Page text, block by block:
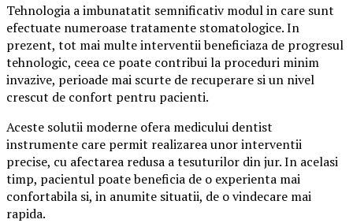
Tehnologia a imbunatatit semnificativ modul in care sunt
efectuate numeroase tratamente stomatologice. In
prezent, tot mai multe interventii beneficiaza de progresul
tehnologic, ceea ce poate contribui la proceduri minim
invazive, perioade mai scurte de recuperare si un nivel
crescut de confort pentru pacienti.
Aceste solutii moderne ofera medicului dentist
instrumente care permit realizarea unor interventii
precise, cu afectarea redusa a tesuturilor din jur. In acelasi
timp, pacientul poate beneficia de o experienta mai
confortabila si, in anumite situatii, de o vindecare mai
rapida.